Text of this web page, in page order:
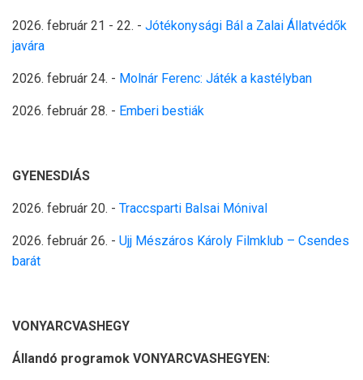
2026. február 21 - 22. - Jótékonysági Bál a Zalai Állatvédők
javára
2026. február 24. - Molnár Ferenc: Játék a kastélyban
2026. február 28. - Emberi bestiák
GYENESDIÁS
2026. február 20. - Traccsparti Balsai Mónival
2026. február 26. - Ujj Mészáros Károly Filmklub – Csendes
barát
VONYARCVASHEGY
Állandó programok VONYARCVASHEGYEN: